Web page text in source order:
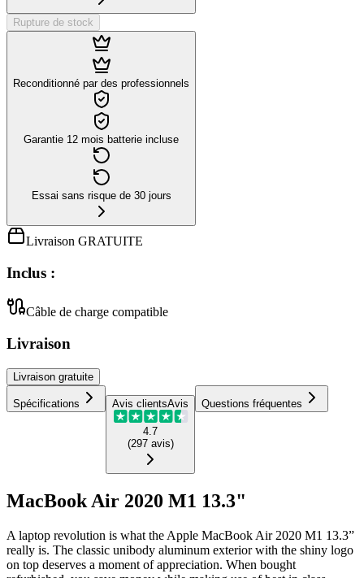
Rupture de stock
Reconditionné par des professionnels
Garantie 12 mois batterie incluse
Essai sans risque de 30 jours
Livraison GRATUITE
Inclus :
Câble de charge compatible
Livraison
Livraison gratuite
Spécifications Avis clientsAvis
4.7
(297 avis)
Questions fréquentes
MacBook Air 2020 M1 13.3"
A laptop revolution is what the Apple MacBook Air 2020 M1 13.3”
really is. The classic unibody aluminum exterior with the shiny logo
on top deserves a moment of appreciation. When bought